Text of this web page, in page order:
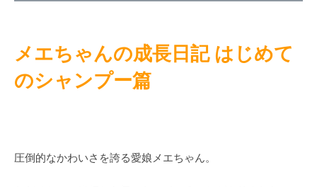
メエちゃんの成長日記 はじめて
のシャンプー篇
圧倒的なかわいさを誇る愛娘メエちゃん。